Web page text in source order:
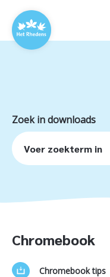
Zoek in downloads
Chromebook
Chromebook tips